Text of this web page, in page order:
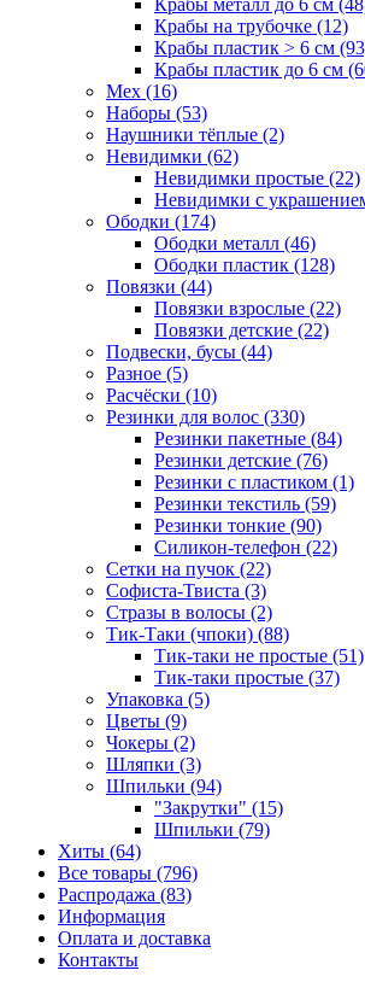
Крабы металл до 6 см
Крабы на трубочке (12)
Крабы пластик > 6 см
Крабы пластик до 6 см
Мех (16)
Наборы (53)
Наушники тёплые (2)
Невидимки (62)
Невидимки простые (22)
Невидимки с
Ободки (174)
Ободки металл (46)
Ободки пластик (128)
Повязки (44)
Повязки взрослые (22)
Повязки детские (22)
Подвески, бусы (44)
Разное (5)
Расчёски (10)
Резинки для волос (330)
Резинки пакетные (84)
Резинки детские (76)
Резинки с пластиком (1)
Резинки текстиль (59)
Резинки тонкие (90)
Силикон-телефон (22)
Сетки на пучок (22)
Софиста-Твиста (3)
Стразы в волосы (2)
Тик-Таки (чпоки) (88)
Тик-таки не простые (51)
Тик-таки простые (37)
Упаковка (5)
Цветы (9)
Чокеры (2)
Шляпки (3)
Шпильки (94)
"Закрутки" (15)
Шпильки (79)
Хиты (64)
Все товары (796)
Распродажа (83)
Информация
Оплата и доставка
Контакты